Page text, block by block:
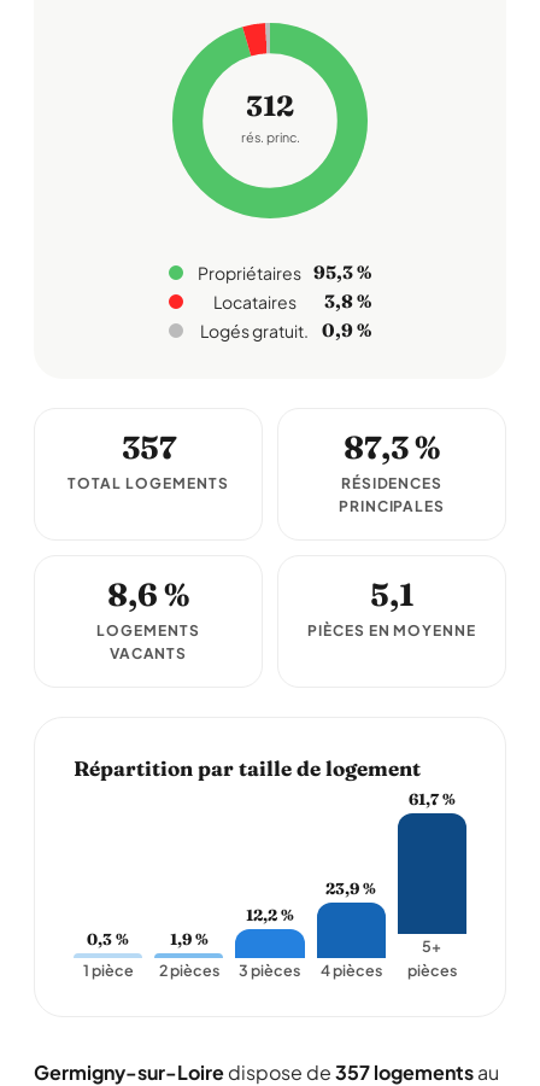
312
rés. princ.
Propriétaires 95,3 %
Locataires 3,8 %
Logés gratuit. 0,9 %
357
TOTAL LOGEMENTS
87,3 %
RÉSIDENCES
PRINCIPALES
8,6 %
LOGEMENTS
VACANTS
5,1
PIÈCES EN MOYENNE
Répartition par taille de logement
0,3 %
1 pièce
1,9 %
2 pièces
12,2 %
3 pièces
23,9 %
4 pièces
61,7 %
5+
pièces
Germigny-sur-Loiredispose de357 logementsau